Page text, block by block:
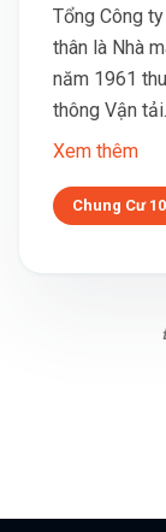
Tổng Công
thân là Nhà
năm 1961
thông Vận tải.
Xem thêm
Chung Cư